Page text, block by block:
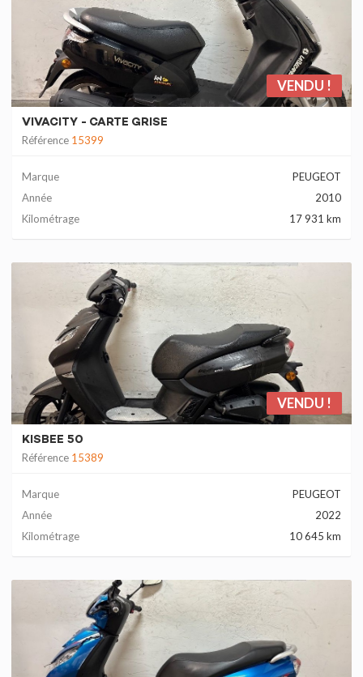
VENDU !
VIVACITY - CARTE GRISE
Référence 15399
Marque
PEUGEOT
Année
2010
Kilométrage
17 931 km
VENDU !
KISBEE 50
Référence 15389
Marque
PEUGEOT
Année
2022
Kilométrage
10 645 km